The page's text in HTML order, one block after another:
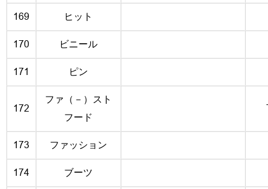
169 ヒット
170 ビニール
171 ピン
172
ファ（－）スト
フード
173 ファッション
174 ブーツ